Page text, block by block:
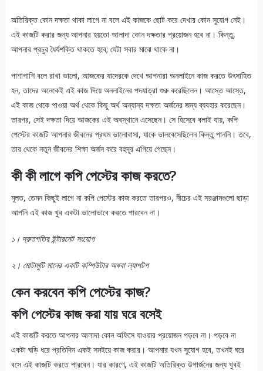
অতিরিক্ত কোন দক্ষতা থাকা লাগে না বলে এই কাজকে ছোট করে দেখার কোন সুযোগ নেই।
এই কাজটি করার জন্য আপনার হয়তো আলাদা কোন দক্ষতার প্রয়োজন হবে না। কিন্তু,
আপনার প্রচুর ধৈর্যশক্তি থাকতে হবে; যেটা সবার মাঝে থাকে না।
পাশাপাশি বলে রাখা ভালো, আজকের যাদেরকে দেখে আপনারা অনলাইনে কাজ করতে উৎসাহিত
হন, তাদের অনেকেই এই কাজ দিয়ে অনলাইনের পদযাত্রা শুরু করেছিলেন। আস্তে আস্তে,
এই কাজ থেকে পাওয়া অর্থ থেকে কিছু অর্থ অন্যান্য দক্ষতা অর্জনের জন্য ব্যবহার করেছেন।
তারপর, সেই দক্ষতা দিয়ে আজকের এই অবস্থানে এসেছেন। সে হিসেবে বলাই যায়, কপি
পেস্টের কাজটি আপনার জীবনের প্রথম ভালোবাসা, যাকে ভালবেসেছিলেন কিন্তু পাননি। তবে,
তার থেকে নতুন জীবনের শিক্ষা অর্জন করে বহুদূর এগিয়ে গেছেন।
কী কী লাগে কপি পেস্টের কাজ করতে?
মূলত, তেমন কিছুই লাগে না কপি পেস্টের কাজ করতে তারপরও, নীচের এই সরঞ্জামগুলো ছাড়া
আপনি এই কাজ খুব একটা ভালোভাবে করতে পারবেন না।
১। দ্রুতগতির ইন্টারনেট সংযোগ
২। মোটামুটি মানের একটি কম্পিউটার অথবা ল্যাপটপ
কেন করবেন কপি পেস্টের কাজ?
কপি পেস্টের কাজ করা যায় ঘরে বসেই
এই কাজটি করতে আপনার আলাদা কোন অফিসে যাওয়ার প্রয়োজন পড়বে না। পড়বে না
একটা ঘড়ি ধরে প্রতিদিন একই সমইয়ে কাজ করার। আপনার যখন সুযোগ হবে, তখনই ঘরে
বসে এই কাজটি করতে পারবেন। যার কারণে, এই কাজটি অতিরিক্ত উপার্জনের জন্য খুবই